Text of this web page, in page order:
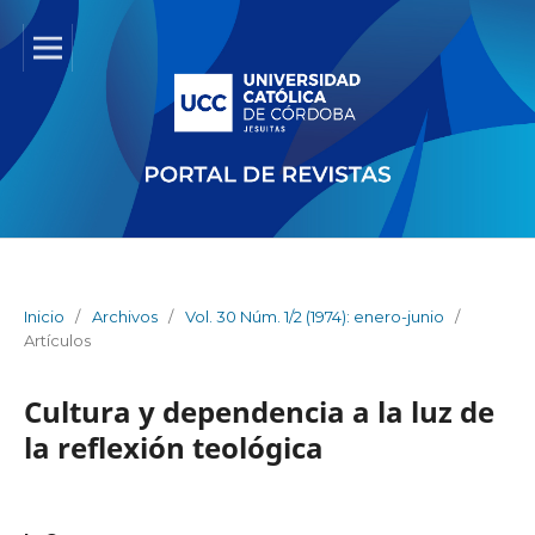
Inicio / Archivos / Vol. 30 Núm. 1/2 (1974): enero-junio
/
Artículos
Cultura y dependencia a la luz de
la reflexión teológica